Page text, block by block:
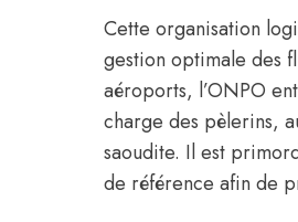
Cette organisation
gestion optimale des
aéroports, l’ONPO
charge des pèlerins,
saoudite. Il est
de référence afin de